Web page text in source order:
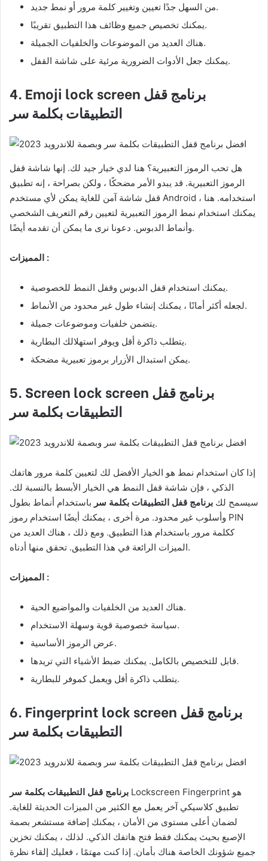
من السهل جدًا تعيين وتغيير كلمة مرور أو نمط جديد.
يمكنك تخصيص جميع وظائف هذا التطبيق تقريبًا.
هناك العديد من الموضوعات والخلفيات الجميلة.
يمكنك جعل الأدوات الضرورية مرئية على شاشة القفل.
4. Emoji lock screen برنامج قفل
التطبيقات بكلمة سر
هل تحب الرموز التعبيرية؟ هنا لدي خيار جيد لك. إنها شاشة قفل
الرموز التعبيرية. قد يبدو الأمر مضحكًا ، ولكن بصراحة ، إنه تطبيق
قفل شاشة آمن للغاية يمكن لأي مستخدم Android استخدامه. هنا ،
يمكنك استخدام نمط الرموز التعبيرية لتعيين رقم التعريف الشخصي
وأنماط الدبوس. دعونا نرى ما يمكن أن تقدمه أيضًا.
المميزات :
يمكنك استخدام قفل الدبوس وقفل النمط للخصوصية.
لجعله أكثر أمانًا ، يمكنك إنشاء طول غير محدود من الأنماط.
يتضمن خلفيات وموضوعات جميلة.
يتطلب ذاكرة أقل ويوفر استهلالك البطارية.
يمكن استبدال الأزرار برموز تعبيرية مضحكة.
5. Screen lock screen برنامج قفل
التطبيقات بكلمة سر
إذا كان استخدام نمط هو الخيار الأفضل لك لتعيين كلمة مرور هاتفك
الذكي ، فإن شاشة قفل النمط هي الخيار الأبسط بالنسبة لك.
سيسمح لك برنامج قفل التطبيقات بكلمة سر باستخدام أنماط بطول
وأسلوب غير محدود. مرة أخرى ، يمكنك أيضًا استخدام رموز PIN
ككلمة مرور باستخدام هذا التطبيق. ومع ذلك ، هناك العديد من
الميزات الرائعة في هذا التطبيق. تحقق منها أدناه.
المميزات :
هناك العديد من الخلفيات والمواضيع الحية.
سياسة خصوصية قوية وسهلة الاستخدام.
عرض الرموز الأساسية.
قابل للتخصيص بالكامل. يمكنك ضبط الأشياء التي تريدها.
يتطلب ذاكرة أقل ويعمل كموفر للبطارية.
6. Fingerprint lock screen برنامج قفل
التطبيقات بكلمة سر
برنامج قفل التطبيقات بكلمة سر Lockscreen Fingerprint هو
تطبيق كلاسيكي آخر يعمل مع الكثير من الميزات الحديثة للغاية.
لضمان أعلى مستوى من الأمان ، يمكنك إضافة مستشعر بصمة
الإصبع بحيث يمكنك فقط فتح هاتفك الذكي. لذلك ، يمكنك تخزين
جميع شؤونك الخاصة هناك بأمان. إذا كنت مهتمًا ، فعليك إلقاء نظرة